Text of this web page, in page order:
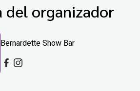
del organizador
Bernardette Show Bar